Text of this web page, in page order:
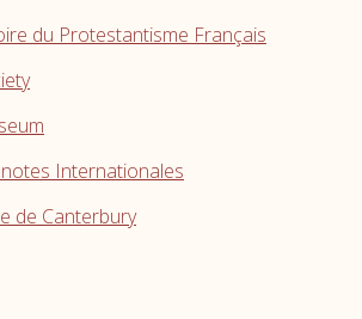
du Protestantisme Français
Internationales
de Canterbury